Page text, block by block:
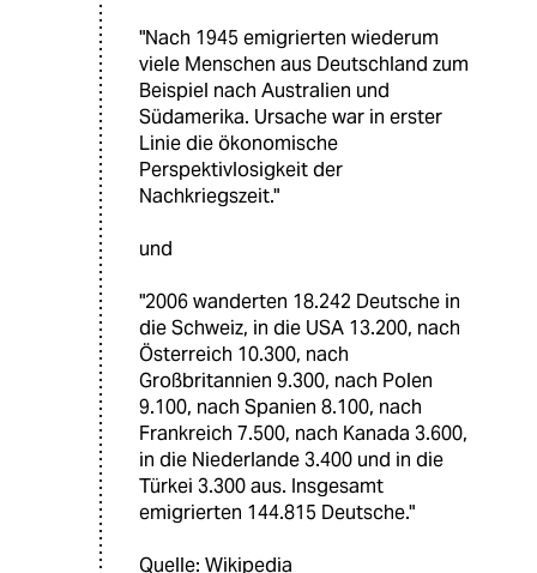
"Nach 1945 emigrierten wiederum
viele Menschen aus Deutschland zum
Beispiel nach Australien und
Südamerika. Ursache war in erster
Linie die ökonomische
Perspektivlosigkeit der
Nachkriegszeit."
und
"2006 wanderten 18.242 Deutsche in
die Schweiz, in die USA 13.200, nach
Österreich 10.300, nach
Großbritannien 9.300, nach Polen
9.100, nach Spanien 8.100, nach
Frankreich 7.500, nach Kanada 3.600,
in die Niederlande 3.400 und in die
Türkei 3.300 aus. Insgesamt
emigrierten 144.815 Deutsche."
Quelle: Wikipedia